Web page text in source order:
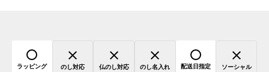
ラッピング のし対応 仏のし対応 のし名入れ 配送日指定
ソーシャル